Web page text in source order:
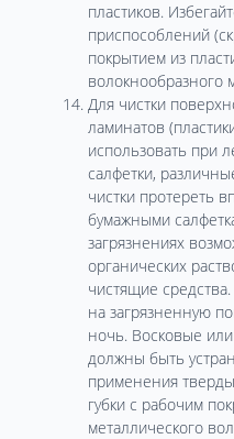
пластиков.
приспособлений
покрытием из
волокнообразного
Для чистки
ламинатов
использовать при
салфетки,
чистки протереть
бумажными
загрязнениях
органических
чистящие
на загрязненную
ночь. Восковые
должны быть
применения
губки с рабочим
металлического